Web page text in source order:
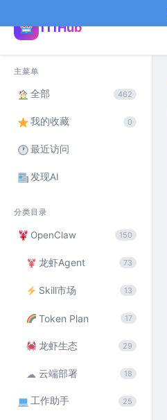
111Hub
主菜单
全部 462
我的收藏 0
最近访问
发现AI
分类目录
OpenClaw 150
龙虾Agent 73
Skill市场 13
Token Plan 17
龙虾生态 29
☁ 云端部署 18
工作助手 25